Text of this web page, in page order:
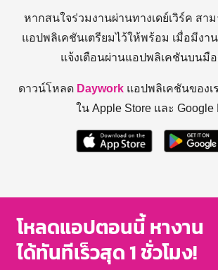
หากสนใจร่วมงานผ่านทางเดย์เวิร์ค สา
แอปพลิเคชันเตรียมไว้ให้พร้อม เมื่อมีงา
แจ้งเตือนผ่านแอปพลิเคชันบนมื
ดาวน์โหลด Daywork แอปพลิเคชันของเ
ใน Apple Store และ Google
โหลดแอปตอนนี้ หางาน
ได้ทันทีเร็วสุด 1 ชั่วโมง!